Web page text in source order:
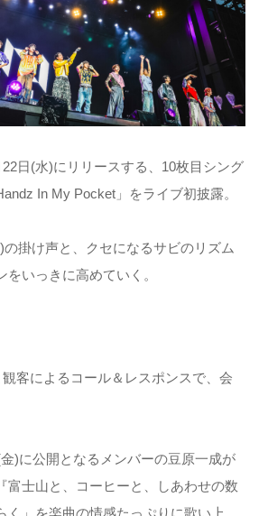
日(水)にリリースする、10枚目シング
In My Pocket」をライブ初披露。
掛け声と、クセになるサビのリズム
をいっきに高めていく。
客によるコール＆レスポンスで、会
)に公開となるメンバーの豆原一成が
富士山と、コーヒーと、しあわせの数
く」を楽曲の情感たっぷりに歌い上